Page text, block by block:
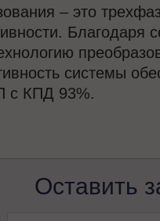
– это
Благодаря
системы
с КПД 93%.
Оставить